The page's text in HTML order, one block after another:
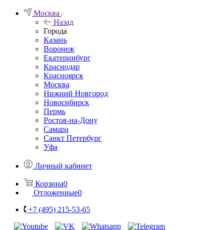
Москва
Назад
Города
Казань
Воронеж
Екатеринбург
Краснодар
Красноярск
Москва
Нижний Новгород
Новосибирск
Пермь
Ростов-на-Дону
Самара
Санкт Петербург
Уфа
Личный кабинет
Корзина0
Отложенные0
+7 (495) 215-53-65